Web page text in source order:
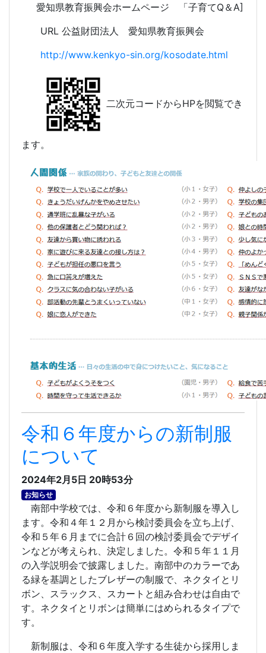
愛知県教育振興会ホームページ 「子育てQ＆A]
URL 公益財団法人 愛知県教育振興会
http://www.kenkyo-sin.org/kosodate.html
二次元コードからHPを閲覧でき
ます。
令和６年度からの新制服
について
2024年2月5日 20時53分
お知らせ
南部中学校では、令和６年度から新制服を導入し
ます。令和４年１２月から検討委員会を立ち上げ、
令和５年６月までに合計６回の検討委員会でデザイ
ンなどが考えられ、決定しました。令和５年１１月
の入学説明会で披露しました。南部中のカラーであ
る緑を基調としたブレザーの制服で、ネクタイとリ
ボン、スラックス、スカートと組み合わせは自由で
す。ネクタイとリボンは簡単にはめられるタイプで
す。
新制服は、令和６年度入学する生徒から採用しま